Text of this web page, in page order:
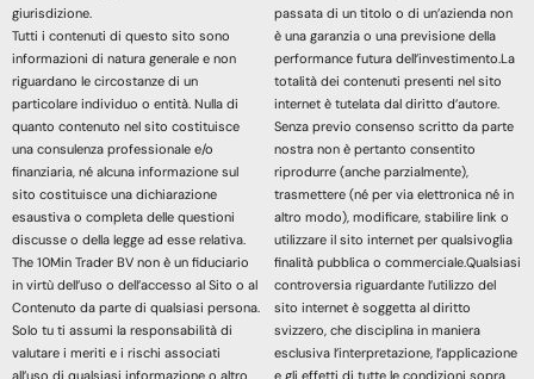
giurisdizione.
Tutti i contenuti di questo sito sono
informazioni di natura generale e non
riguardano le circostanze di un
particolare individuo o entità. Nulla di
quanto contenuto nel sito costituisce
una consulenza professionale e/o
finanziaria, né alcuna informazione sul
sito costituisce una dichiarazione
esaustiva o completa delle questioni
discusse o della legge ad esse relativa.
The 10Min Trader BV non è un fiduciario
in virtù dell’uso o dell’accesso al Sito o al
Contenuto da parte di qualsiasi persona.
Solo tu ti assumi la responsabilità di
valutare i meriti e i rischi associati
all’uso di qualsiasi informazione o altro
passata di un titolo o di un’azienda non
è una garanzia o una previsione della
performance futura dell’investimento.La
totalità dei contenuti presenti nel sito
internet è tutelata dal diritto d’autore.
Senza previo consenso scritto da parte
nostra non è pertanto consentito
riprodurre (anche parzialmente),
trasmettere (né per via elettronica né in
altro modo), modificare, stabilire link o
utilizzare il sito internet per qualsivoglia
finalità pubblica o commerciale.Qualsiasi
controversia riguardante l’utilizzo del
sito internet è soggetta al diritto
svizzero, che disciplina in maniera
esclusiva l’interpretazione, l’applicazione
e gli effetti di tutte le condizioni sopra